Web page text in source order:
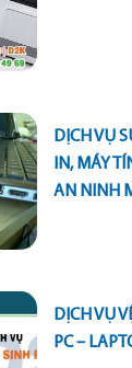
DỊCH VỤ
IN, MÁY
AN NINH
DỊCH VỤ
PC –